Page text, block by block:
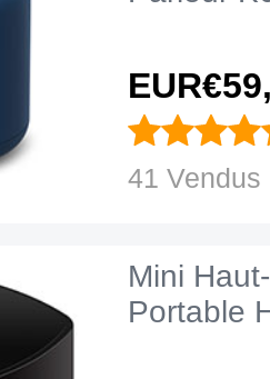
EUR€59,
41 Vendus
Mini
Portable